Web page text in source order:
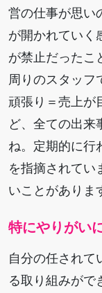
営の仕事が思い
が開かれていく
が禁止だったこ
周りのスタッフ
頑張り＝売上が
ど、全ての出来
ね。定期的に行
を指摘されてい
いことがありま
特にやりがい
自分の任されて
る取り組みがで